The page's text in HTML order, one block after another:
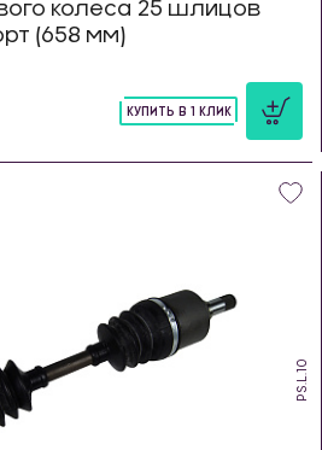
колеса 25 шлицов
(658 мм)
КУПИТЬ В 1 КЛИК
PS.L.10